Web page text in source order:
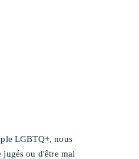
LGBTQ+, nous
jugés ou d'être mal